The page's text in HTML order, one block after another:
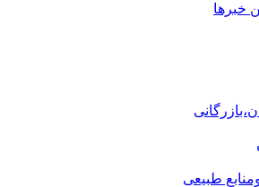
خبرها
طبیعی